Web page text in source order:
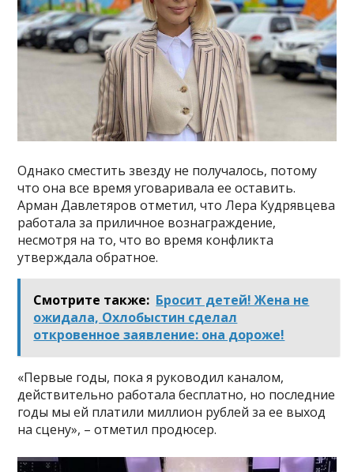
Однако сместить звезду не получалось, потому
что она все время уговаривала ее оставить.
Арман Давлетяров отметил, что Лера Кудрявцева
работала за приличное вознаграждение,
несмотря на то, что во время конфликта
утверждала обратное.
Смотрите также: Бросит детей! Жена не
ожидала, Охлобыстин сделал
откровенное заявление: она дороже!
«Первые годы, пока я руководил каналом,
действительно работала бесплатно, но последние
годы мы ей платили миллион рублей за ее выход
на сцену», – отметил продюсер.